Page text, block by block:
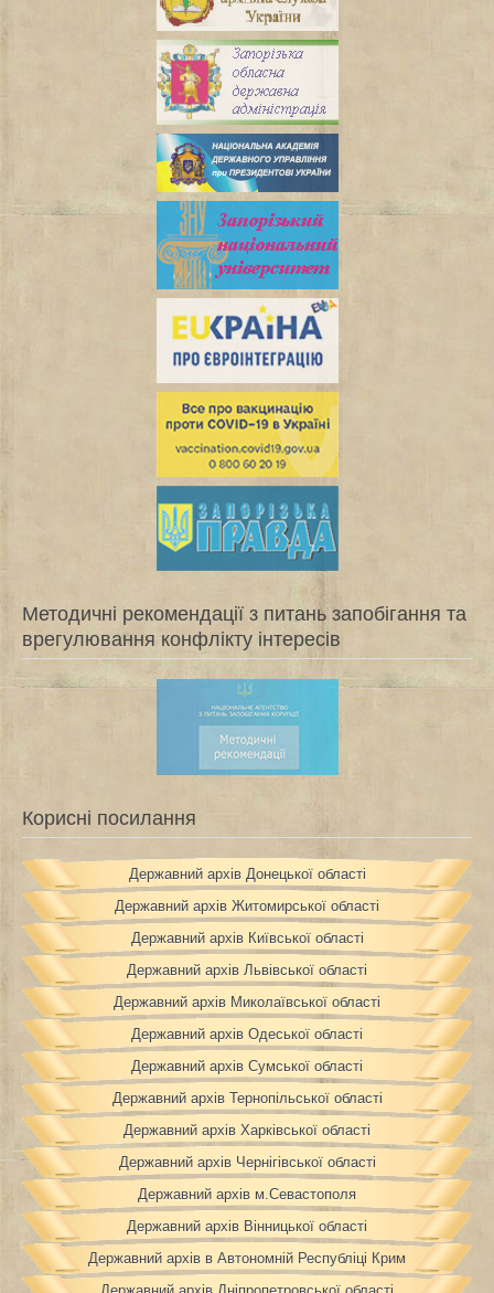
Методичні рекомендації з питань запобігання та
врегулювання конфлікту інтересів
Корисні посилання
Державний архів Донецької області
Державний архів Житомирської області
Державний архів Київської області
Державний архів Львівської області
Державний архів Миколаївської області
Державний архів Одеської області
Державний архів Сумської області
Державний архів Тернопільської області
Державний архів Харківської області
Державний архів Чернігівської області
Державний архів м.Севастополя
Державний архів Вінницької області
Державний архів в Автономній Республіці Крим